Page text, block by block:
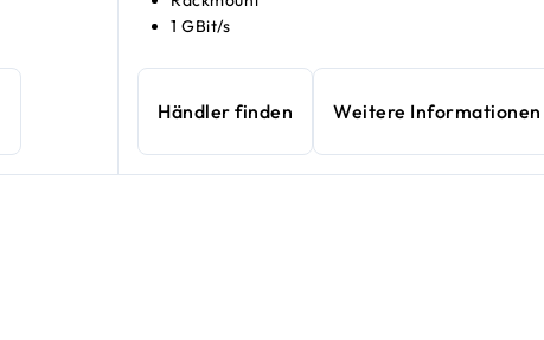
1 GBit/s
Händler finden Weitere Informationen